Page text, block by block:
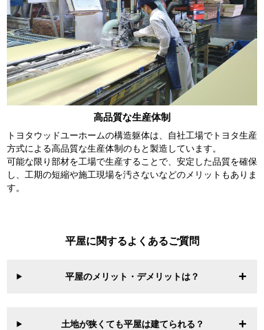
高品質な生産体制
トヨタウッドユーホームの構造躯体は、自社工場でトヨタ生産
方式による高品質な生産体制のもと製造しています。
可能な限り部材を工場で生産することで、安定した品質を確保
し、工期の短縮や施工現場を汚さないなどのメリットもありま
す。
平屋に関するよくあるご質問
平屋のメリット・デメリットは？
土地が狭くても平屋は建てられる？